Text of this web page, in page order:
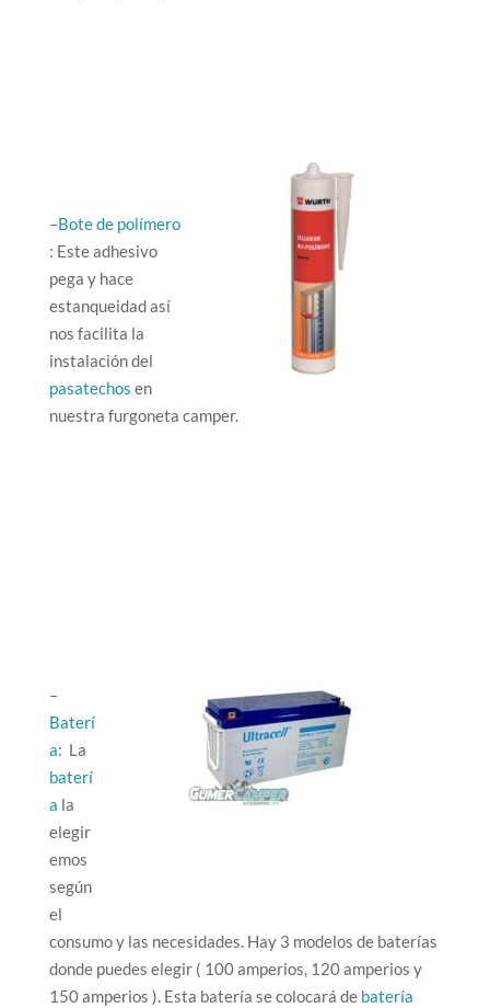
–Bote de polímero
: Este adhesivo
pega y hace
estanqueidad así
nos facilita la
instalación del
pasatechos en
nuestra furgoneta camper.
–
Baterí
a: La
baterí
a la
elegir
emos
según
el
consumo y las necesidades. Hay 3 modelos de baterías
donde puedes elegir ( 100 amperios, 120 amperios y
150 amperios ). Esta batería se colocará de batería